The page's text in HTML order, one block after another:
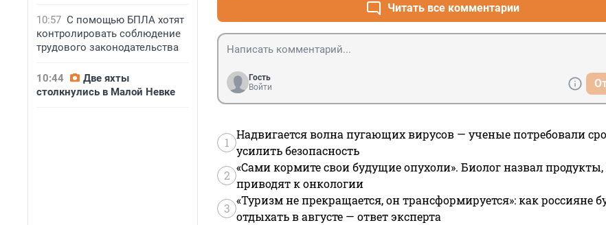
10:57 С помощью БПЛА хотят
контролировать соблюдение
трудового законодательства
10:44
Две яхты
столкнулись в Малой Невке
Читать все комментарии
Гость
Войти
1
Надвигается волна пугающих вирусов — ученые потребовали
усилить безопасность
2
«Сами кормите свои будущие опухоли». Биолог назвал
приводят к онкологии
3
«Туризм не прекращается, он трансформируется»: как россияне
отдыхать в августе — ответ эксперта